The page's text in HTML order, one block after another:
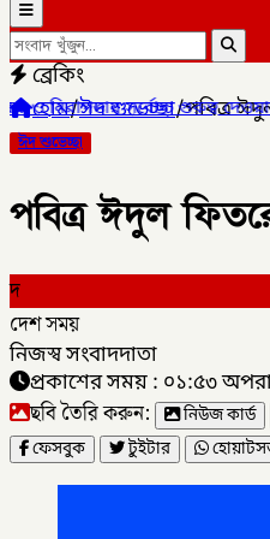
ব্রেকিং
নির্দেশ,✦✦বালীগাঁও
হোম/ঈদ শুভেচ্ছা/পবিত্র
ঈদ শুভেচ্ছা
পবিত্র ঈদুল
দ
দেশ সময়
নিজস্ব সংবাদদাতা
প্রকাশের সময় : ০১:৫৩
ছবি তৈরি করুন: নিউজ কার্ড
ফেসবুক
টুইটার